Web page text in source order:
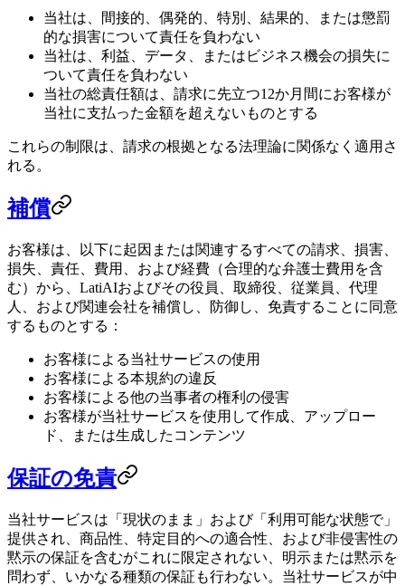
当社は、間接的、偶発的、特別、結果的、または懲罰
的な損害について責任を負わない
当社は、利益、データ、またはビジネス機会の損失に
ついて責任を負わない
当社の総責任額は、請求に先立つ12か月間にお客様が
当社に支払った金額を超えないものとする
これらの制限は、請求の根拠となる法理論に関係なく適用さ
れる。
補償
お客様は、以下に起因または関連するすべての請求、損害、
損失、責任、費用、および経費（合理的な弁護士費用を含
む）から、LatiAIおよびその役員、取締役、従業員、代理
人、および関連会社を補償し、防御し、免責することに同意
するものとする：
お客様による当社サービスの使用
お客様による本規約の違反
お客様による他の当事者の権利の侵害
お客様が当社サービスを使用して作成、アップロー
ド、または生成したコンテンツ
保証の免責
当社サービスは「現状のまま」および「利用可能な状態で」
提供され、商品性、特定目的への適合性、および非侵害性の
黙示の保証を含むがこれに限定されない、明示または黙示を
問わず、いかなる種類の保証も行わない。当社サービスが中